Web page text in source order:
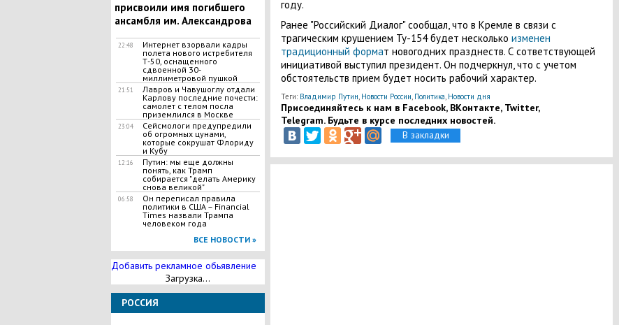
присвоили имя погибшего
ансамбля им. Александрова
22:48
Интернет взорвали кадры
полета нового истребителя
Т-50, оснащенного
сдвоенной 30-
миллиметровой пушкой
21:51
Лавров и Чавушоглу отдали
Карлову последние почести:
самолет с телом посла
приземлился в Москве
23:04
Сейсмологи предупредили
об огромных цунами,
которые сокрушат Флориду
и Кубу
12:16
Путин: мы еще должны
понять, как Трамп
собирается "делать Америку
снова великой"
06:58
Он переписал правила
политики в США – Financial
Times назвали Трампа
человеком года
ВСЕ НОВОСТИ »
Добавить рекламное обьявление
Загрузка...
РОССИЯ
году.
Ранее "Российский Диалог" сообщал, что в Кремле в связи с
трагическим крушением Ту-154 будет несколько изменен
традиционный формат новогодних празднеств. С сответствующей
инициативой выступил президент. Он подчеркнул, что с учетом
обстоятельств прием будет носить рабочий характер.
Теги: Владимир Путин Новости России Политика Новости дня
Присоединяйтесь к нам в Facebook, ВКонтакте, Twitter,
Telegram. Будьте в курсе последних новостей.
В закладки